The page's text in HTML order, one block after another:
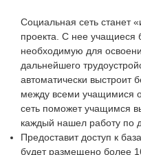
Социальная сеть станет
проекта. С нее учащиеся
необходимую для
дальнейшего
автоматически выстроит
между всеми учащимися
сеть поможет учащимся
каждый нашел работу по
Предоставит доступ к
будет размещено более